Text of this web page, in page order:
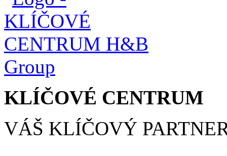
KLÍČOVÉ CENTRUM
VÁŠ KLÍČOVÝ